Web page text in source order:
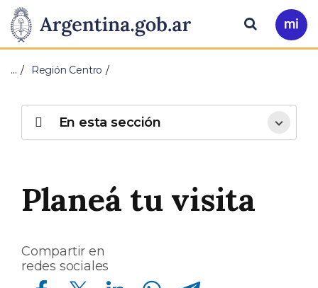
Presidencia
de
Nación
Pasar al contenido principal
Ir
a
Buscar
… Región Centro
Planeá tu visita
Compartir en
redes sociales
Compartir en Facebook Compartir en Twitter Compartir en Linkedin Compartir en Whatsapp Compartir en Telegram
En esta sección